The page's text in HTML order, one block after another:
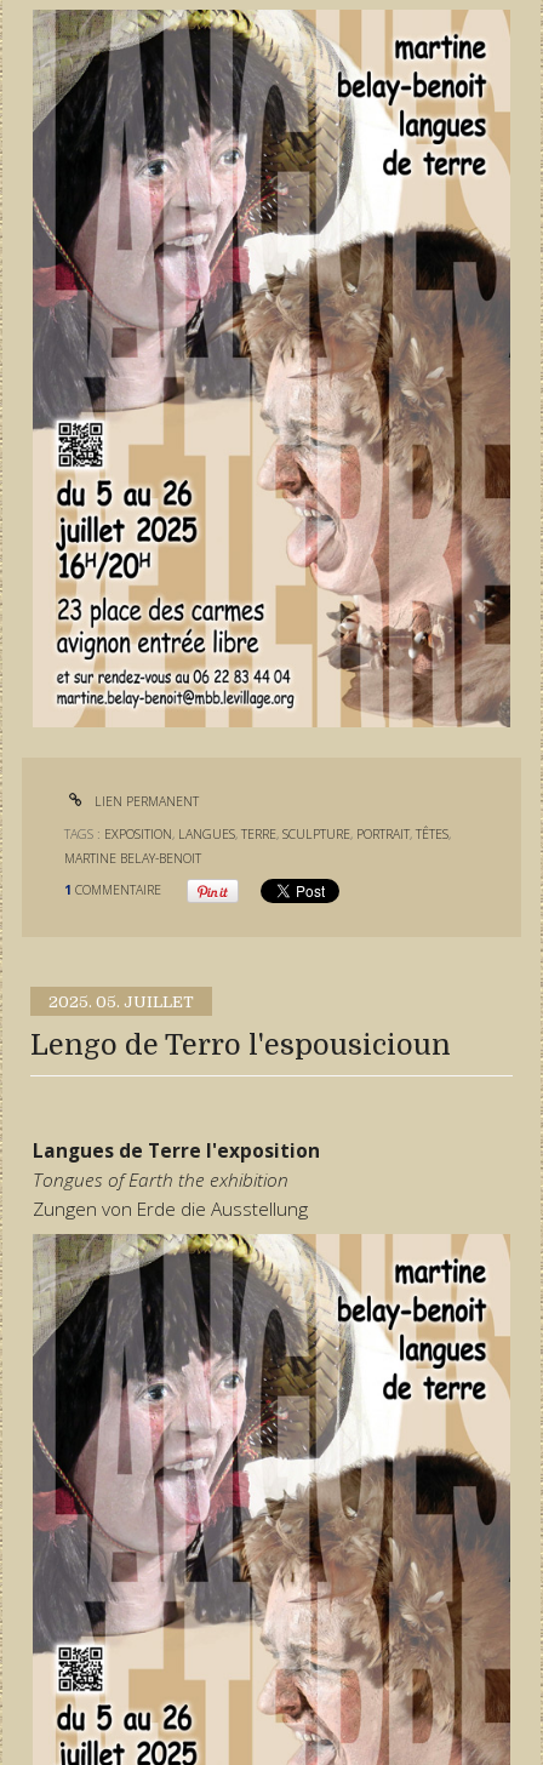
LIEN PERMANENT
TAGS : EXPOSITION, LANGUES,TERRE,SCULPTURE, PORTRAIT,TÊTES,
MARTINE BELAY-BENOIT
1 COMMENTAIRE
2025. 05. JUILLET
Lengo de Terro l'espousicioun
Langues de Terre l'exposition
Tongues of Earth the exhibition
Zungen von Erde die Ausstellung